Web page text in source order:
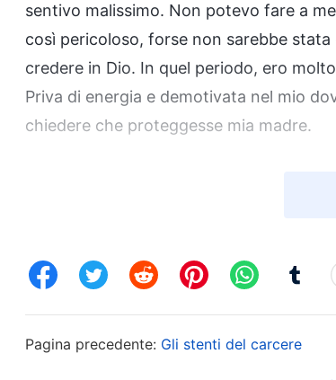
sentivo malissimo. Non potevo fare a
così pericoloso, forse non sarebbe
credere in Dio. In quel periodo, ero
Priva di energia e demotivata nel mio
chiedere che proteggesse mia madre.
cui erano piene le montagne, perse
Jahvè, fu a motivo della sua fede. Se
egli poté essere inchiodato alla croce
motivo della sua fede. […] Tramitela
non sono sempre benedizioni, provare
Pagina precedente: Gli stenti del carcere